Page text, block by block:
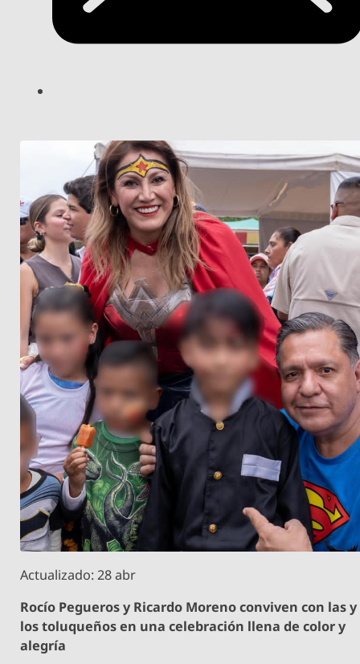
Actualizado: 28 abr
Rocío Pegueros y Ricardo Moreno conviven con las y
los toluqueños en una celebración llena de color y
alegría